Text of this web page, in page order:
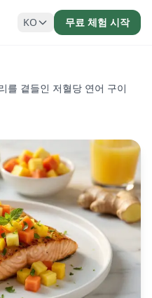
KO 무료 체험 시작
를 곁들인 저혈당 연어 구이